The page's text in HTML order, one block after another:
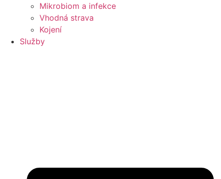
Mikrobiom a infekce
Vhodná strava
Kojení
Služby